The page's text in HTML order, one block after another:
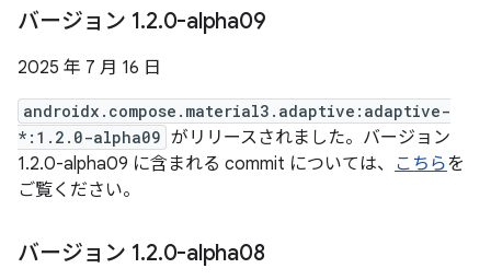
バージョン 1.2.0-alpha09
2025 年 7 月 16 日
androidx.compose.material3.adaptive:adaptive-
*:1.2.0-alpha09 がリリースされました。バージョン
1.2.0-alpha09 に含まれる commit については、 こちらを
ご覧ください。
バージョン 1.2.0-alpha08